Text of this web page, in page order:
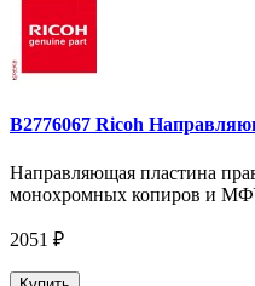
B2776067 Ricoh
Направляющая пластина
монохромных копиров и
2051 ₽